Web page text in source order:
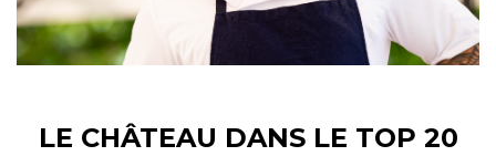
LE CHÂTEAU DANS LE TOP 20